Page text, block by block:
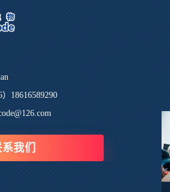
18616589290
我们